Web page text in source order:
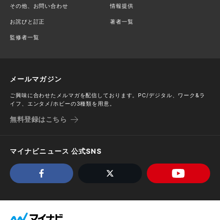
その他、お問い合わせ 情報提供
お詫びと訂正 著者一覧
監修者一覧
メールマガジン
ご興味に合わせたメルマガを配信しております。PC/デジタル、ワーク&ラ
イフ、エンタメ/ホビーの3種類を用意。
無料登録はこちら
マイナビニュース 公式SNS